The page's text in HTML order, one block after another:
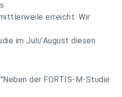
erreicht. Wir
im Juli/August diesen
der FORTIS-M-Studie